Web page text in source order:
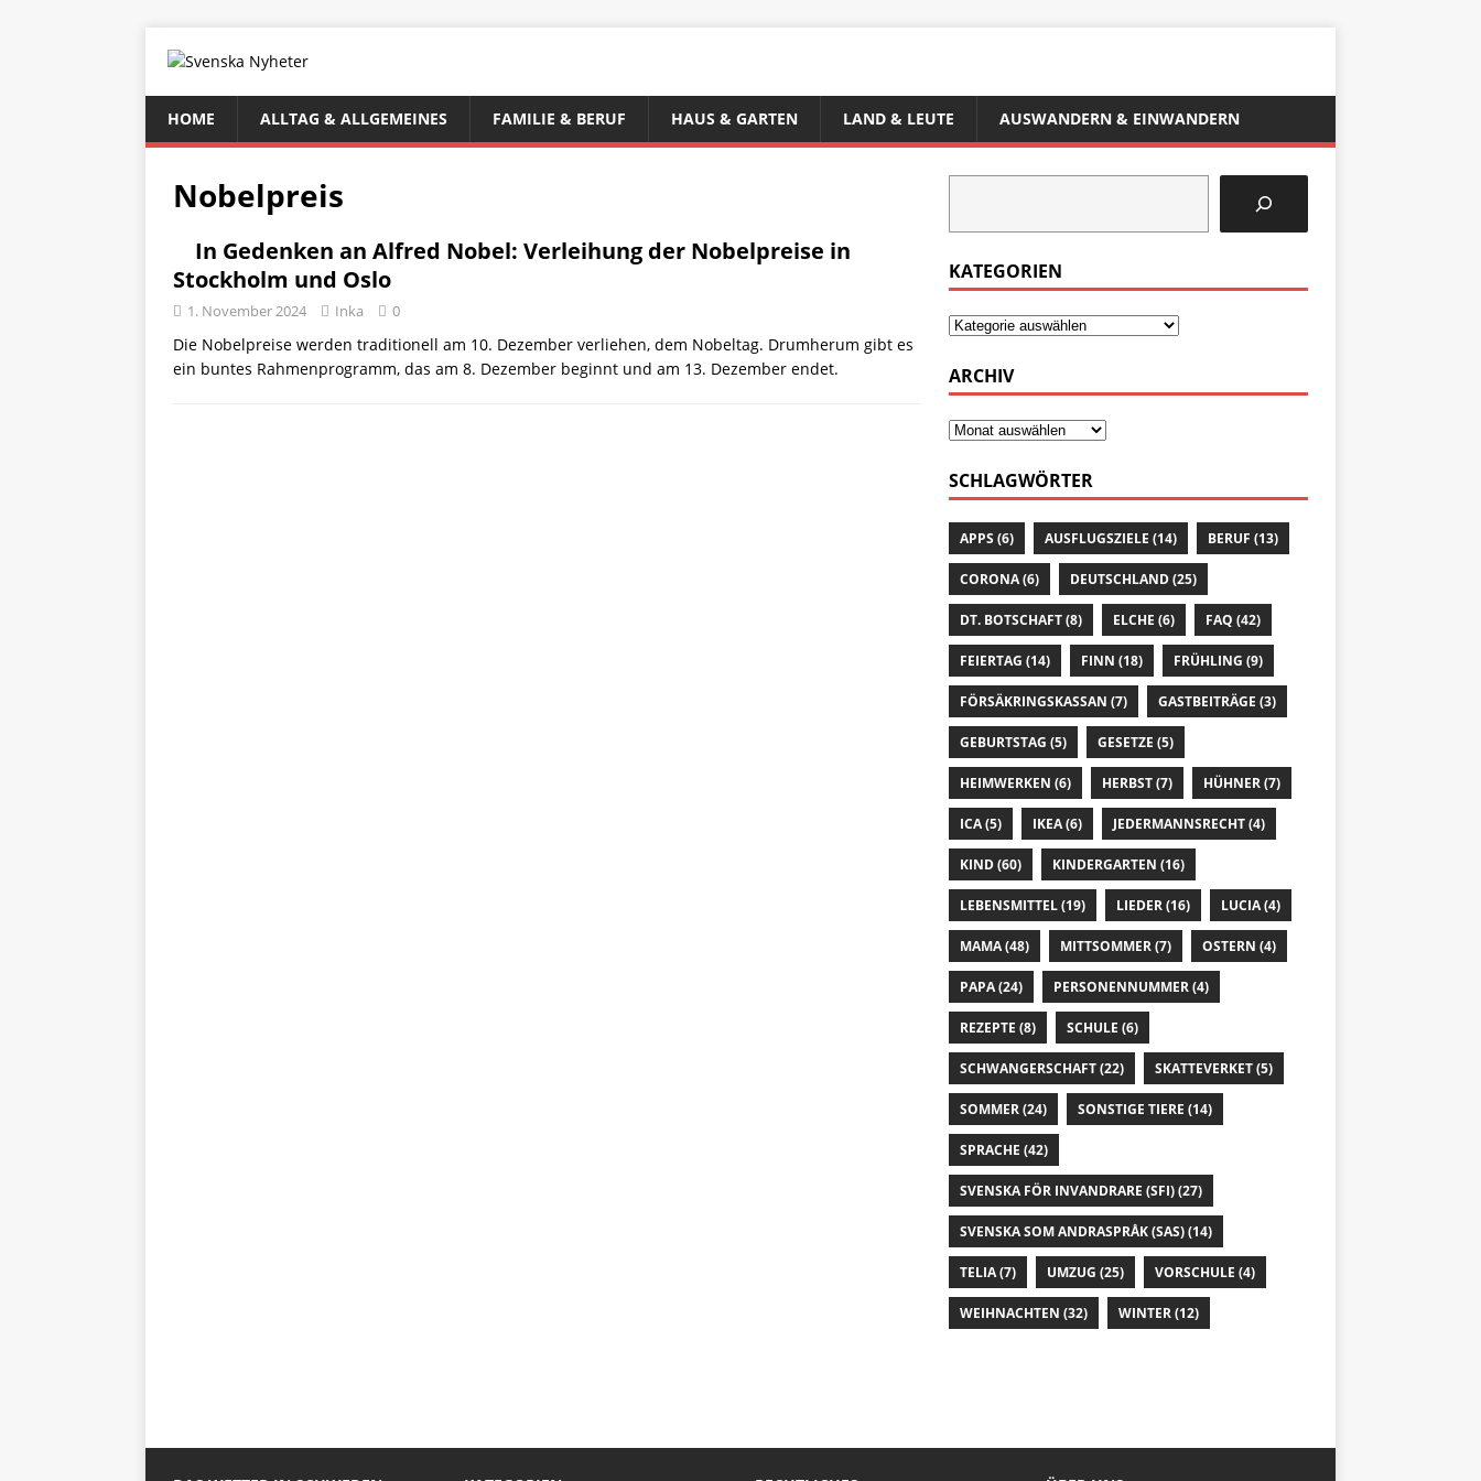
HOME ALLTAG & ALLGEMEINES FAMILIE & BERUF HAUS & GARTEN LAND & LEUTE AUSWANDERN & EINWANDERN
Nobelpreis
In Gedenken an Alfred Nobel: Verleihung der Nobelpreise in
Stockholm und Oslo
1. November 2024 Inka 0
Die Nobelpreise werden traditionell am 10. Dezember verliehen, dem Nobeltag. Drumherum gibt es
ein buntes Rahmenprogramm, das am 8. Dezember beginnt und am 13. Dezember endet.
KATEGORIEN
ARCHIV
SCHLAGWÖRTER
APPS (6) AUSFLUGSZIELE (14) BERUF (13)
CORONA(6) DEUTSCHLAND(25)
DT. BOTSCHAFT(8) ELCHE (6) FAQ (42)
FEIERTAG (14) FINN (18) FRÜHLING (9)
FÖRSÄKRINGSKASSAN (7) GASTBEITRÄGE (3)
GEBURTSTAG (5) GESETZE (5)
HEIMWERKEN (6) HERBST(7) HÜHNER(7)
ICA(5) IKEA(6) JEDERMANNSRECHT(4)
KIND(60) KINDERGARTEN (16)
LEBENSMITTEL(19) LIEDER(16) LUCIA(4)
MAMA(48) MITTSOMMER(7) OSTERN (4)
PAPA(24) PERSONENNUMMER(4)
REZEPTE (8) SCHULE (6)
SCHWANGERSCHAFT(22) SKATTEVERKET(5)
SOMMER(24) SONSTIGE TIERE (14)
SPRACHE (42)
SVENSKA FÖR INVANDRARE (SFI)(27)
SVENSKA SOM ANDRASPRÅK (SAS)(14)
TELIA(7) UMZUG (25) VORSCHULE (4)
WEIHNACHTEN (32) WINTER(12)